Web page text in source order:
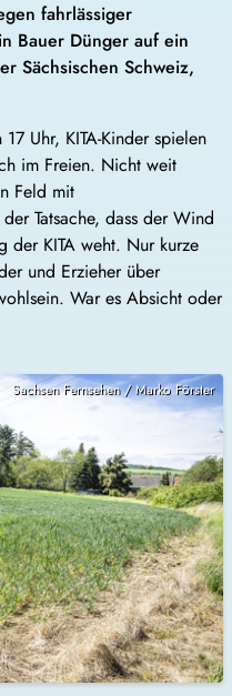
fahrlässiger
Bauer Dünger auf ein
Sächsischen Schweiz,
Uhr, KITA-Kinder spielen
im Freien. Nicht weit
Feld mit
Tatsache, dass der Wind
der KITA weht. Nur kurze
und Erzieher über
War es Absicht oder
Sachsen Fernsehen / Marko Förster